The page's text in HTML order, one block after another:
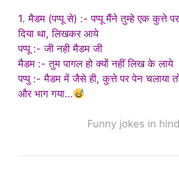
1. मैडम (पप्पू से) :- पप्पू मैंने तुम्हे एक कुत्ते
दिया था, लिखकर आये
पप्पू :- जी नही मैडम जी
मैडम :- तुम पागल हो क्यों नहीं लिख के लाये
पप्पु :- मैडम में जैसे ही, कुत्ते पर पेन चलाया
और भाग गया…
Funny jokes in